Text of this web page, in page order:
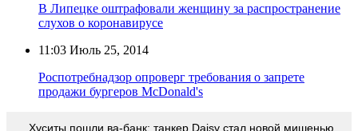
В Липецке оштрафовали женщину за распространение
слухов о коронавирусе
11:03 Июль 25, 2014
Роспотребнадзор опроверг требования о запрете
продажи бургеров McDonald's
Хуситы пошли ва-банк: танкер Daisy стал новой мишенью